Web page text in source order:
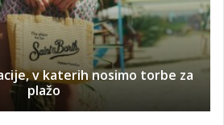
v katerih nosimo torbe za
plažo